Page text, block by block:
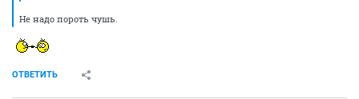
Не надо пороть чушь.
ОТВЕТИТЬ